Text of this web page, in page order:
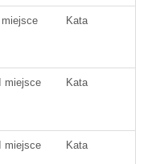
I miejsce Kata
II miejsce Kata
II miejsce Kata